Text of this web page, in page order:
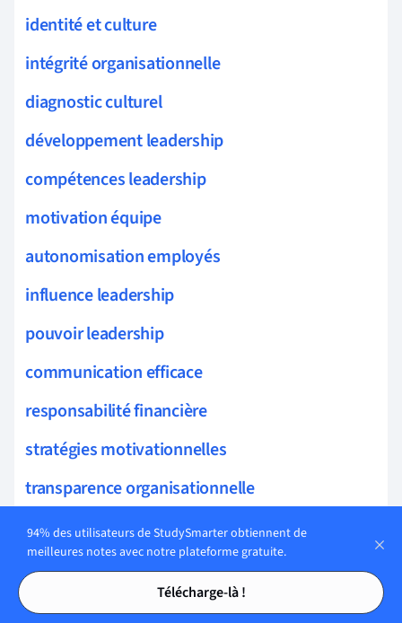
Tables des matières
Tables des matières
identité et culture
intégrité organisationnelle
diagnostic culturel
développement leadership
compétences leadership
motivation équipe
autonomisation employés
influence leadership
pouvoir leadership
communication efficace
responsabilité financière
stratégies motivationnelles
transparence organisationnelle
leadership émergent
intégrité leadership
autorité leadership
94% des utilisateurs de StudySmarter obtiennent de
meilleures notes avec notre plateforme gratuite.
Télécharge-là !